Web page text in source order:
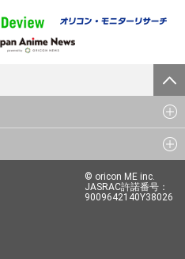
© oricon ME inc.
JASRAC許諾番号：
9009642140Y38026